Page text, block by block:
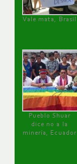
Vale mata, Brasil
Pueblo Shuar
dice no a la
minería, Ecuador